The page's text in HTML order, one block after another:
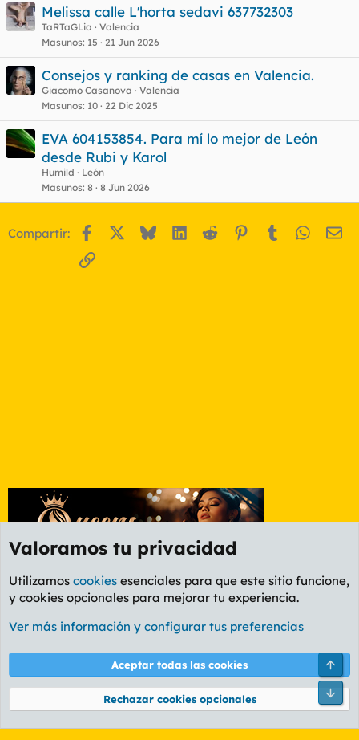
Melissa calle L'horta sedavi 637732303
TaRTaGLia
Valencia
Masunos 15 21 Jun 2026
Consejos y ranking de casas en Valencia.
Giacomo Casanova
Valencia
Masunos 10 22 Dic 2025
EVA 604153854. Para mí lo mejor de León
desde Rubi y Karol
Humild
León
Masunos 8 8 Jun 2026
Compartir: Facebook BlueskyLinkedIn
Reddit Pinterest
Tumblr
Enlace
León
Cookies
PL OLDSTYLE AMARILLO
Términos y reglas Política de privacidad Ayuda
Community platform by XenForo® © 2010-2026 XenForo Ltd.
Valoramos tu privacidad
Utilizamos cookies esenciales para que este sitio funcione,
y cookies opcionales para mejorar tu experiencia.
Ver más información y configurar tus preferencias
Aceptar todas las cookies
Rechazar cookies opcionales
Pie